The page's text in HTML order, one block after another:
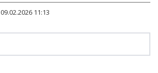
09.02.2026 11:13